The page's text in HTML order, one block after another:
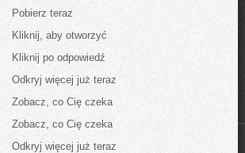
Pobierz teraz
Kliknij, aby otworzyć
Kliknij po odpowiedź
Odkryj więcej już teraz
Zobacz, co Cię czeka
Zobacz, co Cię czeka
Odkryj więcej już teraz